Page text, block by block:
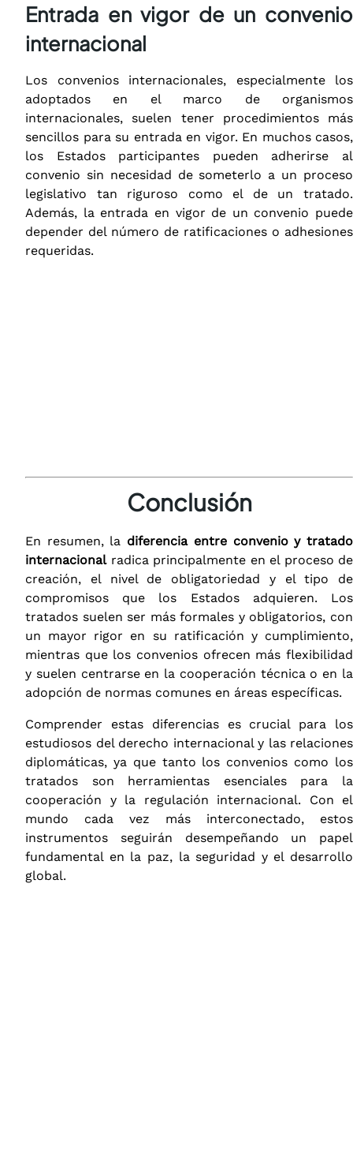
Entrada en vigor de un convenio
internacional
Los convenios internacionales, especialmente los
adoptados en el marco de organismos
internacionales, suelen tener procedimientos más
sencillos para su entrada en vigor. En muchos casos,
los Estados participantes pueden adherirse al
convenio sin necesidad de someterlo a un proceso
legislativo tan riguroso como el de un tratado.
Además, la entrada en vigor de un convenio puede
depender del número de ratificaciones o adhesiones
requeridas.
Conclusión
En resumen, la diferencia entre convenio y tratado
internacionalradica principalmente en el proceso de
creación, el nivel de obligatoriedad y el tipo de
compromisos que los Estados adquieren. Los
tratados suelen ser más formales y obligatorios, con
un mayor rigor en su ratificación y cumplimiento,
mientras que los convenios ofrecen más flexibilidad
y suelen centrarse en la cooperación técnica o en la
adopción de normas comunes en áreas específicas.
Comprender estas diferencias es crucial para los
estudiosos del derecho internacional y las relaciones
diplomáticas, ya que tanto los convenios como los
tratados son herramientas esenciales para la
cooperación y la regulación internacional. Con el
mundo cada vez más interconectado, estos
instrumentos seguirán desempeñando un papel
fundamental en la paz, la seguridad y el desarrollo
global.